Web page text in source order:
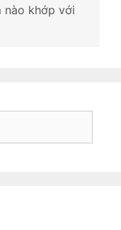
nào khớp với